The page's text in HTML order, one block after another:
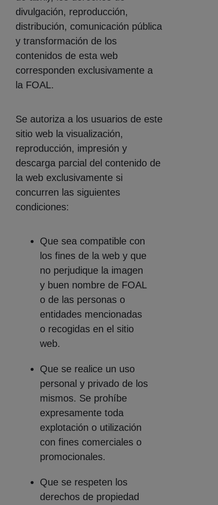
divulgación, reproducción,
distribución, comunicación pública
y transformación de los
contenidos de esta web
corresponden exclusivamente a
la FOAL.
Se autoriza a los usuarios de este
sitio web la visualización,
reproducción, impresión y
descarga parcial del contenido de
la web exclusivamente si
concurren las siguientes
condiciones:
Que sea compatible con
los fines de la web y que
no perjudique la imagen
y buen nombre de FOAL
o de las personas o
entidades mencionadas
o recogidas en el sitio
web.
Que se realice un uso
personal y privado de los
mismos. Se prohíbe
expresamente toda
explotación o utilización
con fines comerciales o
promocionales.
Que se respeten los
derechos de propiedad